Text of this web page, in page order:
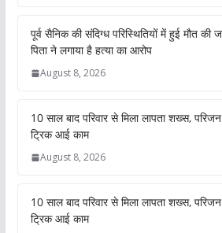
पूर्व सैनिक की संदिग्ध परिस्थितियों में हुई मौत की
पिता ने लगाया है हत्या का आरोप
August 8, 2026
10 साल बाद परिवार से मिला लापता शख्स,
ट्रिक आई काम
August 8, 2026
10 साल बाद परिवार से मिला लापता शख्स,
ट्रिक आई काम